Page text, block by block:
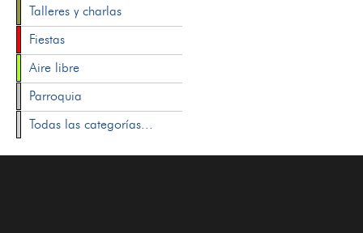
Talleres y charlas
Fiestas
Aire libre
Parroquia
Todas las categorías...